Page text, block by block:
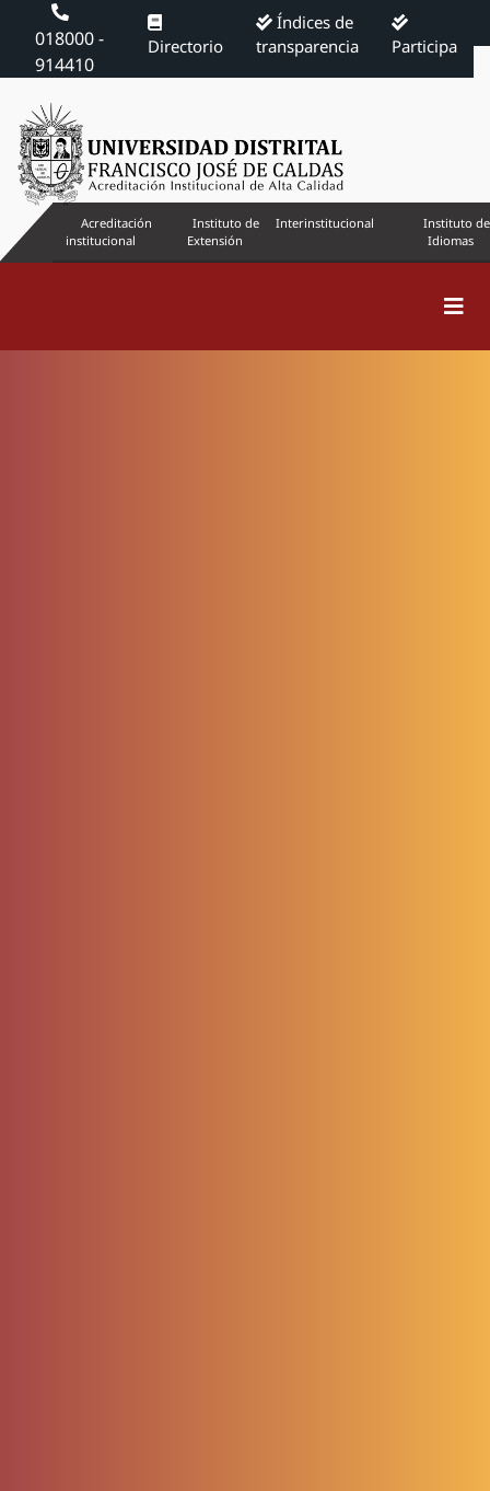
018000 -
914410
Directorio
Índices de
transparencia
Participa
Acreditación
institucional
Instituto de
Extensión
Interinstitucional
Instituto de
Idiomas